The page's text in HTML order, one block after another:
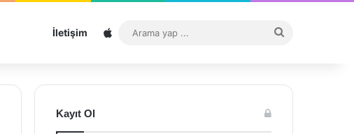
İletişim Sitemap
...
Kayıt Ol